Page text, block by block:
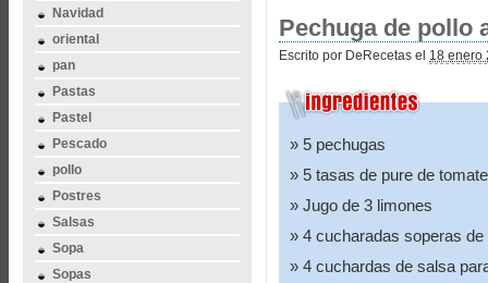
Navidad
oriental
pan
Pastas
Pastel
Pescado
pollo
Postres
Salsas
Sopa
Sopas
Pechuga de pollo
Escrito por DeRecetas el 18 enero
5 pechugas
5 tasas de pure de tomate
Jugo de 3 limones
4 cucharadas soperas
4 cuchardas de salsa